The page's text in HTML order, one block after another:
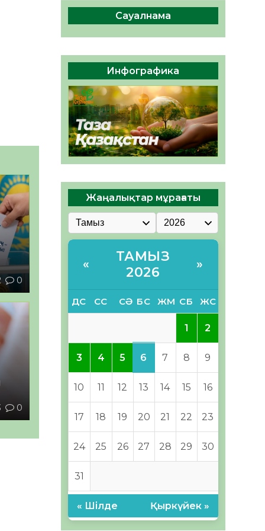
0
0
беруге дайын
ӘРБІР ДАУЫС – ҚОҒАМ
ДАМУЫНА ҚОСЫЛҒАН
ҮЛЕС
05.08.2026
34 0
Сауалнама
Инфографика
Жаңалықтар мұрағаты
«
ТАМЫЗ
2026
»
ДС СС СӘ БС ЖМ СБ ЖС
1 2
3 4 5 6 7 8 9
10 11 12 13 14 15 16
17 18 19 20 21 22 23
24 25 26 27 28 29 30
31
« Шілде Қыркүйек »